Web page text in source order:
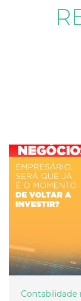
Contabilidade